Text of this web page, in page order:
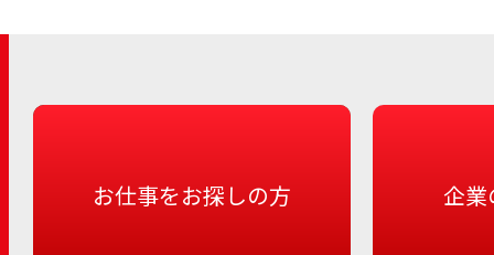
お仕事をお探しの方 企